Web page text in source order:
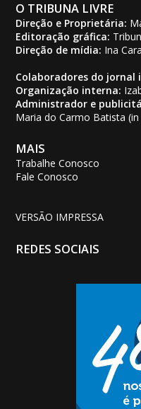
O TRIBUNA LIVRE
Direção e Proprietária:
Editoração gráfica:
Direção de mídia: Ina
Colaboradores do jornal
Organização interna:
Administrador e
Maria do Carmo Batista
MAIS
Trabalhe Conosco
Fale Conosco
VERSÃO IMPRESSA
REDES SOCIAIS